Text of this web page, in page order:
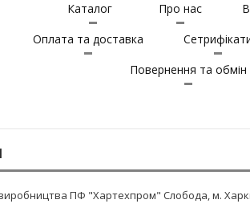
Каталог Про нас
Оплата та доставка
Повернення та обмін
ПФ "Хартехпром" Слобода, м.